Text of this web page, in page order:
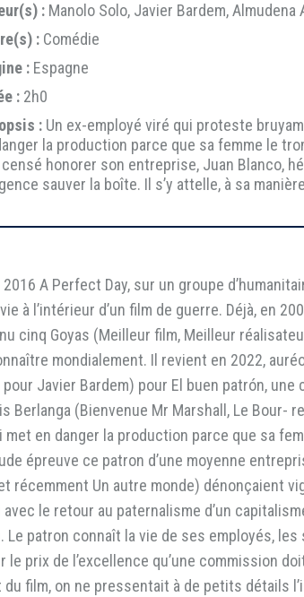
: Manolo Solo, Javier Bardem, Almudena
: Comédie
: Espagne
: 2h0
: Un ex-employé viré qui proteste
la production parce que sa femme le
honorer son entreprise, Juan Blanco,
sauver la boîte. Il s’y attelle, à sa
A Perfect Day, sur un groupe
à l’intérieur d’un film de guerre. Déjà, en
cinq Goyas (Meilleur film, Meilleur
mondialement. Il revient en 2022,
Javier Bardem) pour El buen patrón, une
(Bienvenue Mr Marshall, Le Bour-
en danger la production parce que sa
épreuve ce patron d’une moyenne
récemment Un autre monde) dénonçaient
le retour au paternalisme d’un
patron connaît la vie de ses employés,
prix de l’excellence qu’une commission
film, on ne pressentait à de petits détails